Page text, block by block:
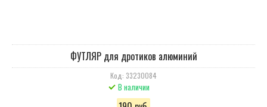
ФУТЛЯР для дротиков алюминий
Код: 33230084
В наличии